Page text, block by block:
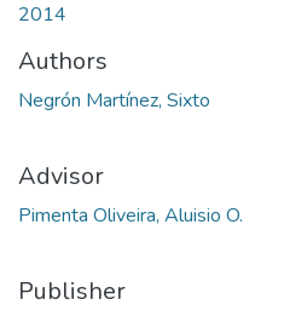
2014
Authors
Negrón Martínez, Sixto
Advisor
Pimenta Oliveira, Aluisio O.
Publisher